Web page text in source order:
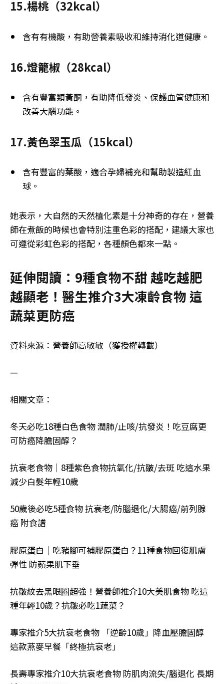
15.楊桃（32kcal）
含有有機酸，有助營養素吸收和維持消化道健康。
16.燈籠椒（28kcal）
含有豐富類黃酮，有助降低發炎、保護血管健康和
改善大腦功能。
17.黃色翠玉瓜（15kcal）
含有豐富的葉酸，適合孕婦補充和幫助製造紅血
球。
她表示，大自然的天然植化素是十分神奇的存在，營養
師在煮飯的時候也會特別注重色彩的搭配，建議大家也
可遵從彩虹色彩的搭配，各種顏色都來一點。
延伸閱讀：9種食物不甜 越吃越肥
越顯老！醫生推介3大凍齡食物 這
蔬菜更防癌
資料來源： 營養師高敏敏（獲授權轉載）
—
相關文章：
冬天必吃18種白色食物 潤肺/止咳/抗發炎！吃豆腐更
可防癌降膽固醇？
抗衰老食物｜8種紫色食物抗氧化/抗皺/去斑 吃這水果
減少白髮年輕10歲
50歲後必吃5種食物 抗衰老/防腦退化/大腸癌/前列腺
癌 附食譜
膠原蛋白｜吃豬腳可補膠原蛋白？11種食物回復肌膚
彈性 防蘋果肌下垂
抗皺紋去黑眼圈超強！營養師推介10大美肌食物 吃這
種年輕10歲？抗皺必吃1蔬菜？
專家推介5大抗衰老食物 「逆齡10歲」降血壓膽固醇
這款燕麥早餐「終極抗衰老」
長壽專家推介10大抗衰老食物 防肌肉流失/腦退化 長期